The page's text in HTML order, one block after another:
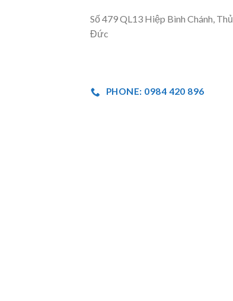
Số 479 QL13 Hiệp Bình Chánh, Thủ
Đức
PHONE: 0984 420 896